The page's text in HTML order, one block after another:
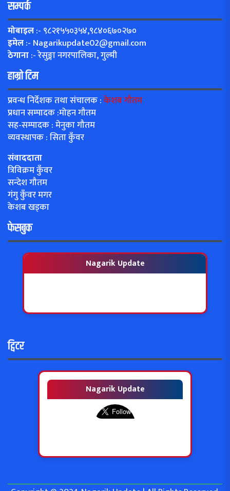
सम्पर्क
मोबाइल:- ९८२१५५०३५४,९८४०६७०२७०
इमेल:- Nagarikupdate02@gmail.com
ठेगाना:- रेसुङ्गा नगरपालिका, गुल्मी
हाम्रो टिम
प्रवन्ध निर्देशक तथा संचालक :केशब गौतम
प्रधान सम्पादक :मोहन गौतम
सह-सम्पादक : मेनुका गौतम
व्यवस्थापक : सिता कुँवर
संवाददाता
त्रिविक्रम कुँवर
सन्देश गौतम
गंगु कुँवर मगर
केशब खड्का
फेसबुक
Nagarik Update
ट्विटर
Nagarik Update